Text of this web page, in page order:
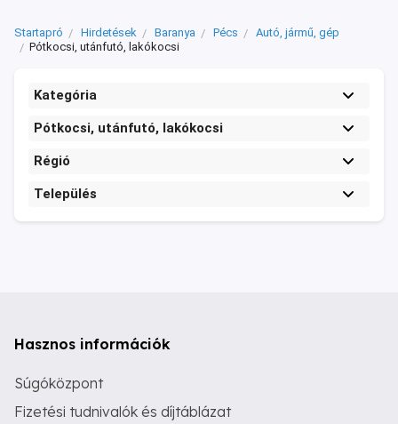
Startapró Hirdetések Baranya Pécs
Autó, jármű, gép
Pótkocsi, utánfutó, lakókocsi
Kategória
Pótkocsi, utánfutó, lakókocsi
Régió
Település
Hasznos információk
Súgóközpont
Fizetési tudnivalók és díjtáblázat